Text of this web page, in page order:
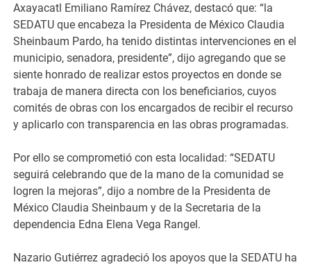
Axayacatl Emiliano Ramírez Chávez, destacó que: “la
SEDATU que encabeza la Presidenta de México Claudia
Sheinbaum Pardo, ha tenido distintas intervenciones en el
municipio, senadora, presidente”, dijo agregando que se
siente honrado de realizar estos proyectos en donde se
trabaja de manera directa con los beneficiarios, cuyos
comités de obras con los encargados de recibir el recurso
y aplicarlo con transparencia en las obras programadas.
Por ello se comprometió con esta localidad: “SEDATU
seguirá celebrando que de la mano de la comunidad se
logren la mejoras”, dijo a nombre de la Presidenta de
México Claudia Sheinbaum y de la Secretaria de la
dependencia Edna Elena Vega Rangel.
Nazario Gutiérrez agradeció los apoyos que la SEDATU ha